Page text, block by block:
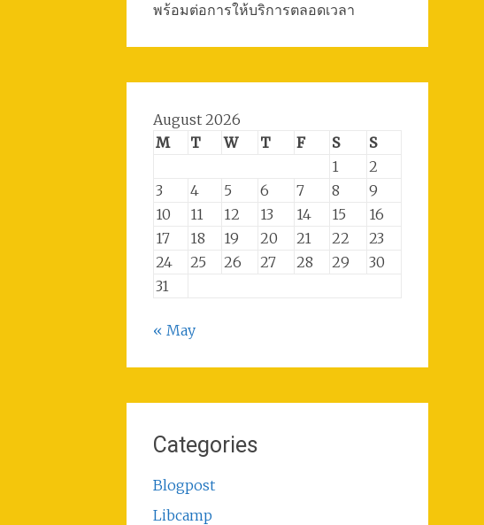
พร้อมต่อการให้บริการตลอดเวลา
August 2026
M
T W T F S
S
1
2
3
4 5 6 7 8
9
10
11 12 13 14 15
16
17
18 19 20 21 22
23
24
25 26 27 28 29
30
31
« May
Categories
Blogpost
Libcamp